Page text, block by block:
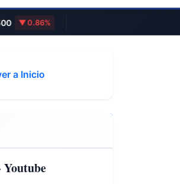
0.86%
a Inicio
Youtube